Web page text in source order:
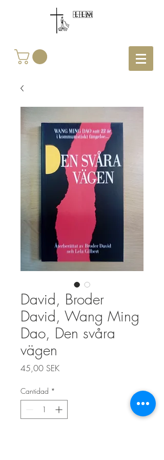
David, Broder
David, Wang Ming
Dao, Den svåra
vägen
45,00 SEKPrecio
Cantidad *